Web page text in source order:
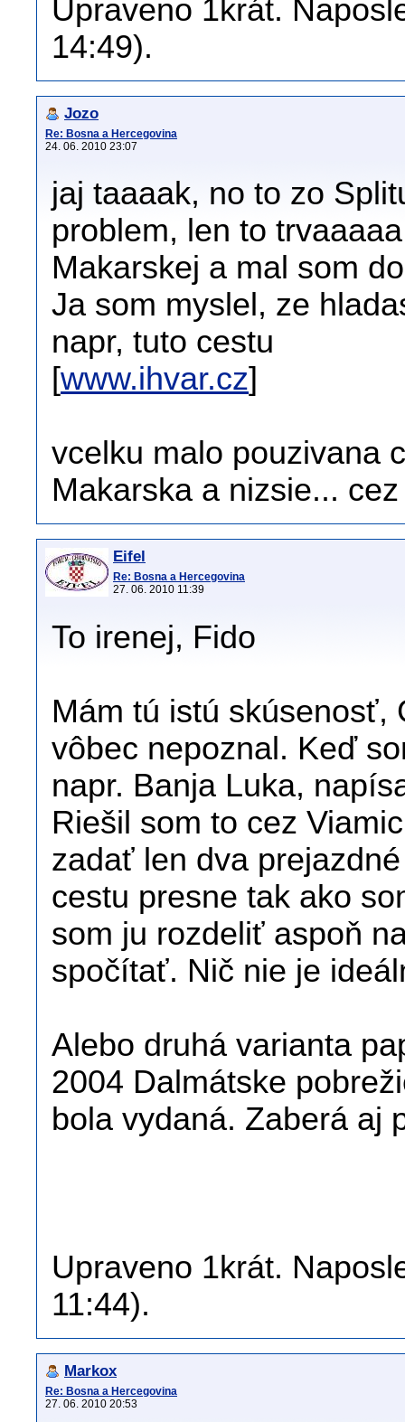
Upraveno 1krát.
14:49).
Jozo
Re: Bosna a Hercegovina
24. 06. 2010 23:07
jaj taaaak, no to zo
problem, len to
Makarskej a mal som
Ja som myslel, ze
napr, tuto cestu
[www.ihvar.cz]
vcelku malo pouzivana
Makarska a nizsie...
Eifel
Re: Bosna a Hercegovina
27. 06. 2010 11:39
To irenej, Fido
Mám tú istú skúsenosť,
vôbec nepoznal. Keď
napr. Banja Luka,
Riešil som to cez
zadať len dva
cestu presne tak ako
som ju rozdeliť aspoň
spočítať. Nič nie je
Alebo druhá varianta
2004 Dalmátske
bola vydaná. Zaberá aj
Upraveno 1krát.
11:44).
Markox
Re: Bosna a Hercegovina
27. 06. 2010 20:53